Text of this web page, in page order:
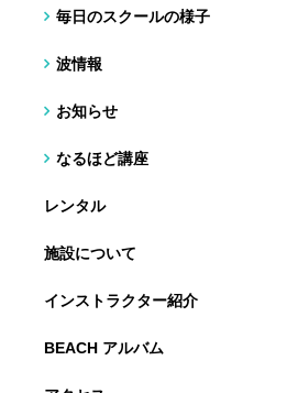
毎日のスクールの様子
波情報
お知らせ
なるほど講座
レンタル
施設について
インストラクター紹介
BEACH アルバム